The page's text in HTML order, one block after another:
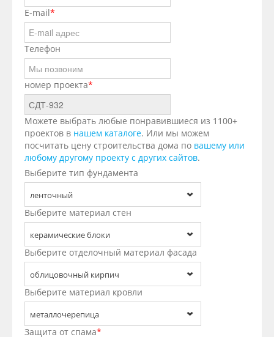
E-mail*
Телефон
номер проекта*
Можете выбрать любые понравившиеся из 1100+
проектов в нашем каталоге. Или мы можем
посчитать цену строительства дома по вашему или
любому другому проекту с других сайтов.
Выберите тип фундамента
ленточный
Выберите материал стен
керамические блоки
Выберите отделочный материал фасада
облицовочный кирпич
Выберите материал кровли
металлочерепица
Защита от спама*